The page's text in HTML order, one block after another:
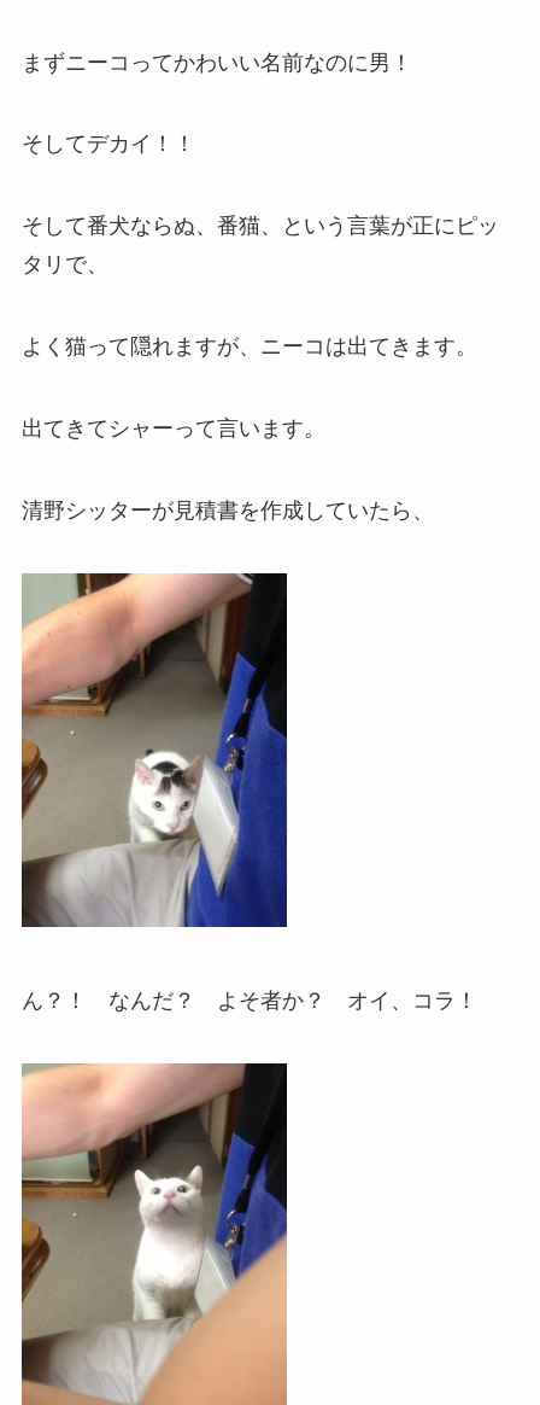
まずニーコってかわいい名前なのに男！
そしてデカイ！！
そして番犬ならぬ、番猫、という言葉が正にピッ
タリで、
よく猫って隠れますが、ニーコは出てきます。
出てきてシャーって言います。
清野シッターが見積書を作成していたら、
ん？！ なんだ？ よそ者か？ オイ、コラ！